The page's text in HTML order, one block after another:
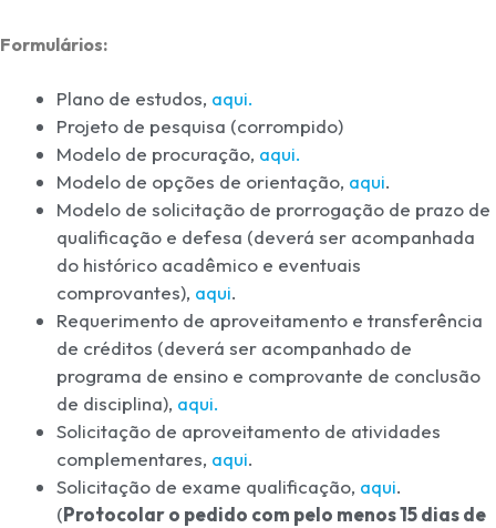
Formulários:
Plano de estudos, aqui.
Projeto de pesquisa (corrompido)
Modelo de procuração, aqui.
Modelo de opções de orientação, aqui.
Modelo de solicitação de prorrogação de prazo de
qualificação e defesa (deverá ser acompanhada
do histórico acadêmico e eventuais
comprovantes), aqui.
Requerimento de aproveitamento e transferência
de créditos (deverá ser acompanhado de
programa de ensino e comprovante de conclusão
de disciplina), aqui.
Solicitação de aproveitamento de atividades
complementares, aqui.
Solicitação de exame qualificação, aqui.
(Protocolar o pedido com pelo menos 15 dias de